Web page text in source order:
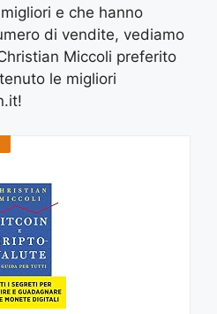
e che hanno
di vendite, vediamo
Miccoli preferito
le migliori